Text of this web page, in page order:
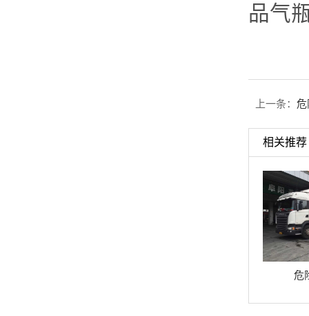
品气
上一条： 危
相关推荐
危